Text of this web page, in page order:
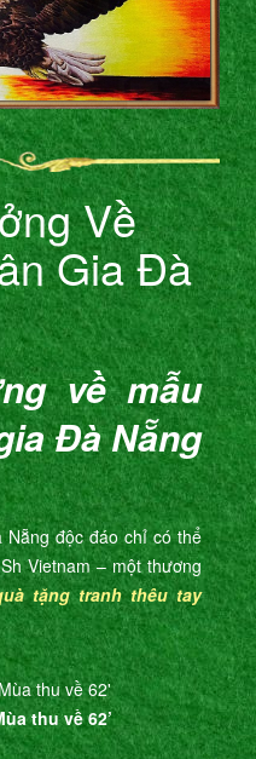
Về
Gia Đà
về mẫu
Đà Nẵng
độc đáo chỉ có thể
Vietnam – một thương
tặngtranh thêu tay
thu về 62’